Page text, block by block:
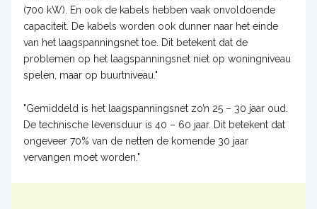
(700 kW). En ook de kabels hebben vaak onvoldoende
capaciteit. De kabels worden ook dunner naar het einde
van het laagspanningsnet toe. Dit betekent dat de
problemen op het laagspanningsnet niet op woningniveau
spelen, maar op buurtniveau."
"Gemiddeld is het laagspanningsnet zo’n 25 – 30 jaar oud.
De technische levensduur is 40 – 60 jaar. Dit betekent dat
ongeveer 70% van de netten de komende 30 jaar
vervangen moet worden."